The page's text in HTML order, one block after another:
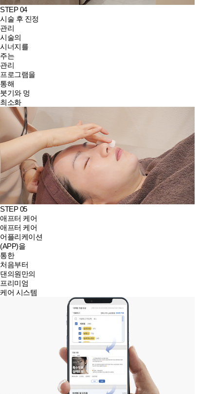
STEP 04
시술 후 진정
관리
시술의
시너지를
주는
관리
프로그램을
통해
붓기와 멍
최소화
STEP 05
애프터 케어
애프터 케어
어플리케이션
(APP)을
통한
처음부터
댄의원만의
프리미엄
케어 시스템